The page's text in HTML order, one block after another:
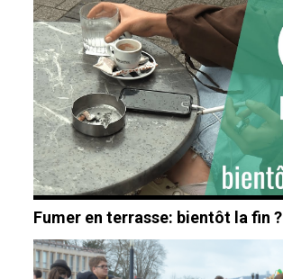
Fumer en terrasse: bientôt la fin ?